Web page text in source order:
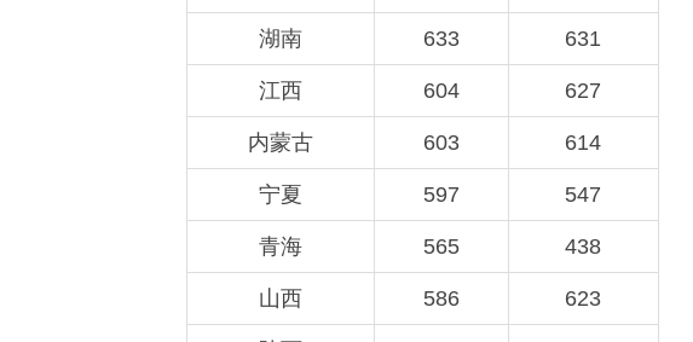
湖南 633 631
江西 604 627
内蒙古 603 614
宁夏 597 547
青海 565 438
山西 586 623